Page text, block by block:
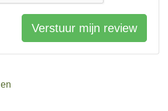
Verstuur mijn review